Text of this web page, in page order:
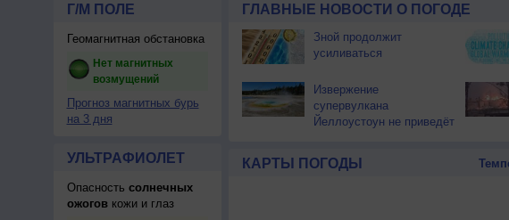
Г/М ПОЛЕ
Геомагнитная обстановка
Нет магнитных
возмущений
Прогноз магнитных бурь
на 3 дня
УЛЬТРАФИОЛЕТ
Опасность солнечных
ожоговкожи и глаз
ГЛАВНЫЕ НОВОСТИ О ПОГОДЕ
Зной продолжит
усиливаться
Извержение
супервулкана
Йеллоустоун не приведёт
КАРТЫ ПОГОДЫ